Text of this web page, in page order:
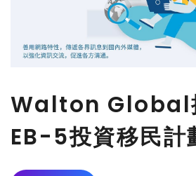
Walton Global
EB-5投資移民計